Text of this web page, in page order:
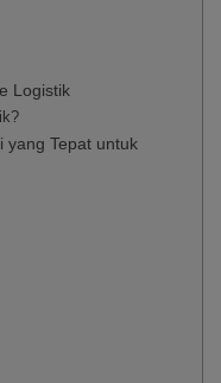
Logistik
yang Tepat untuk